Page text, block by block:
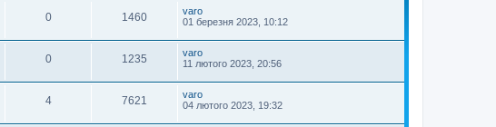
0 1460
varo
01 березня 2023, 10:12
0 1235
varo
11 лютого 2023, 20:56
4 7621
varo
04 лютого 2023, 19:32